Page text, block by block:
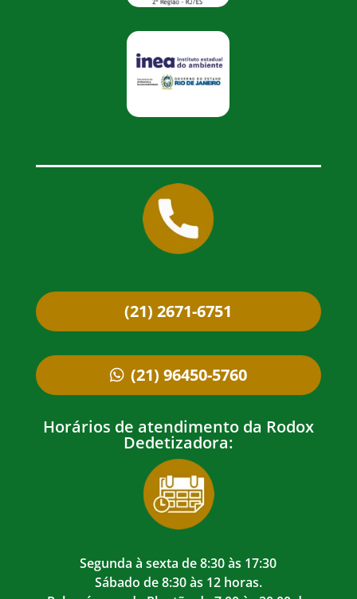
(21) 2671-6751
(21) 96450-5760
Horários de atendimento da Rodox
Dedetizadora:
Segunda à sexta de 8:30 às 17:30
Sábado de 8:30 às 12 horas.